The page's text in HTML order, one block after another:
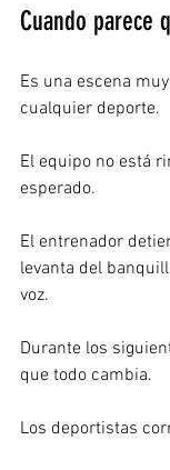
Cuando parece
Es una escena
cualquier deporte.
El equipo no está
esperado.
El entrenador
levanta del
voz.
Durante los
que todo cambia.
Los deportistas